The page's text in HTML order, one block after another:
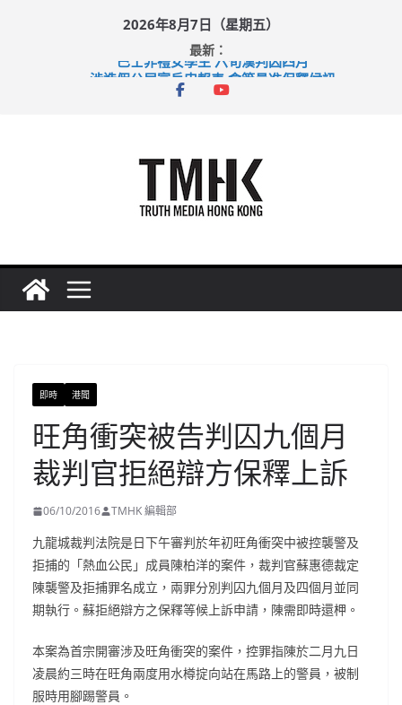
2026年8月7日（星期五）
最新：
巴士非禮女學生 六旬漢判囚四月
涉造假公屋富戶申報表 倉管員准保釋候訊
即時 港聞
旺角衝突被告判囚九個月
裁判官拒絕辯方保釋上訴
06/10/2016 TMHK 編輯部
九龍城裁判法院是日下午審判於年初旺角衝突中被控襲警及
拒捕的「熱血公民」成員陳柏洋的案件，裁判官蘇惠德裁定
陳襲警及拒捕罪名成立，兩罪分別判囚九個月及四個月並同
期執行。蘇拒絕辯方之保釋等候上訴申請，陳需即時還柙。
本案為首宗開審涉及旺角衝突的案件，控罪指陳於二月九日
凌晨約三時在旺角兩度用水樽掟向站在馬路上的警員，被制
服時用腳踢警員。